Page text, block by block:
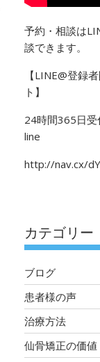
予約・相談は
談できます。
【LINE@登録
ト】
24時間365日
line
http://nav.cx/
カテゴリー
ブログ
患者様の声
治療方法
仙骨矯正の価値